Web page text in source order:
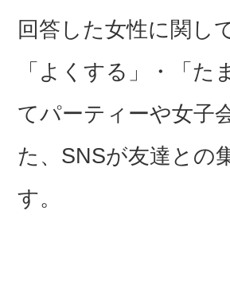
回答した女性に関し
「よくする」・「
てパーティーや女子
た、SNSが友達との
す。